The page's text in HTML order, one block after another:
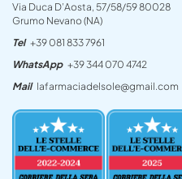
Via Duca D’Aosta, 57/58/59 80028
Grumo Nevano (NA)
Tel +39 081 833 7961
WhatsApp +39 344 070 4742
Mail lafarmaciadelsole@gmail.com